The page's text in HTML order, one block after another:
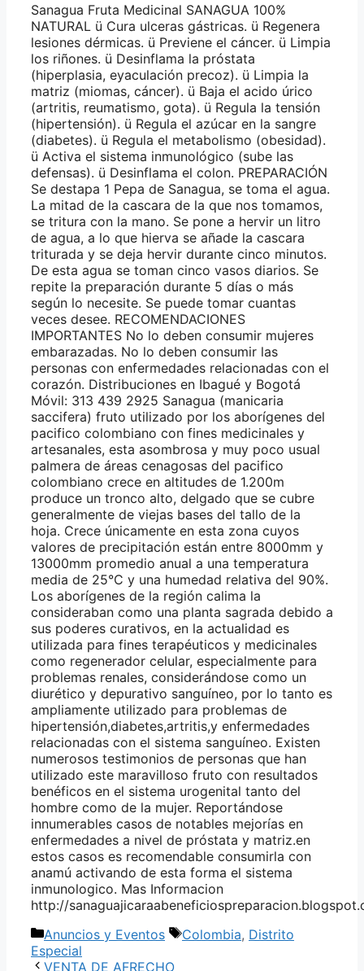
Sanagua Fruta Medicinal SANAGUA 100%
NATURAL ü Cura ulceras gástricas. ü Regenera
lesiones dérmicas. ü Previene el cáncer. ü Limpia
los riñones. ü Desinflama la próstata
(hiperplasia, eyaculación precoz). ü Limpia la
matriz (miomas, cáncer). ü Baja el acido úrico
(artritis, reumatismo, gota). ü Regula la tensión
(hipertensión). ü Regula el azúcar en la sangre
(diabetes). ü Regula el metabolismo (obesidad).
ü Activa el sistema inmunológico (sube las
defensas). ü Desinflama el colon. PREPARACIÓN
Se destapa 1 Pepa de Sanagua, se toma el agua.
La mitad de la cascara de la que nos tomamos,
se tritura con la mano. Se pone a hervir un litro
de agua, a lo que hierva se añade la cascara
triturada y se deja hervir durante cinco minutos.
De esta agua se toman cinco vasos diarios. Se
repite la preparación durante 5 días o más
según lo necesite. Se puede tomar cuantas
veces desee. RECOMENDACIONES
IMPORTANTES No lo deben consumir mujeres
embarazadas. No lo deben consumir las
personas con enfermedades relacionadas con el
corazón. Distribuciones en Ibagué y Bogotá
Móvil: 313 439 2925 Sanagua (manicaria
saccifera) fruto utilizado por los aborígenes del
pacifico colombiano con fines medicinales y
artesanales, esta asombrosa y muy poco usual
palmera de áreas cenagosas del pacifico
colombiano crece en altitudes de 1.200m
produce un tronco alto, delgado que se cubre
generalmente de viejas bases del tallo de la
hoja. Crece únicamente en esta zona cuyos
valores de precipitación están entre 8000mm y
13000mm promedio anual a una temperatura
media de 25°C y una humedad relativa del 90%.
Los aborígenes de la región calima la
consideraban como una planta sagrada debido a
sus poderes curativos, en la actualidad es
utilizada para fines terapéuticos y medicinales
como regenerador celular, especialmente para
problemas renales, considerándose como un
diurético y depurativo sanguíneo, por lo tanto es
ampliamente utilizado para problemas de
hipertensión,diabetes,artritis,y enfermedades
relacionadas con el sistema sanguíneo. Existen
numerosos testimonios de personas que han
utilizado este maravilloso fruto con resultados
benéficos en el sistema urogenital tanto del
hombre como de la mujer. Reportándose
innumerables casos de notables mejorías en
enfermedades a nivel de próstata y matriz.en
estos casos es recomendable consumirla con
anamú activando de esta forma el sistema
inmunologico. Mas Informacion
http://
Categorías
Anuncios y Eventos Etiquetas
Colombia, Distrito
Especial
VENTA DE AFRECHO